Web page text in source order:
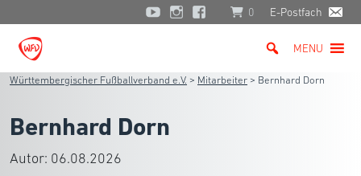
0 E-Postfach
MENU
Württembergischer Fußballverband e.V. > Mitarbeiter > Bernhard Dorn
Bernhard Dorn
Autor: 06.08.2026